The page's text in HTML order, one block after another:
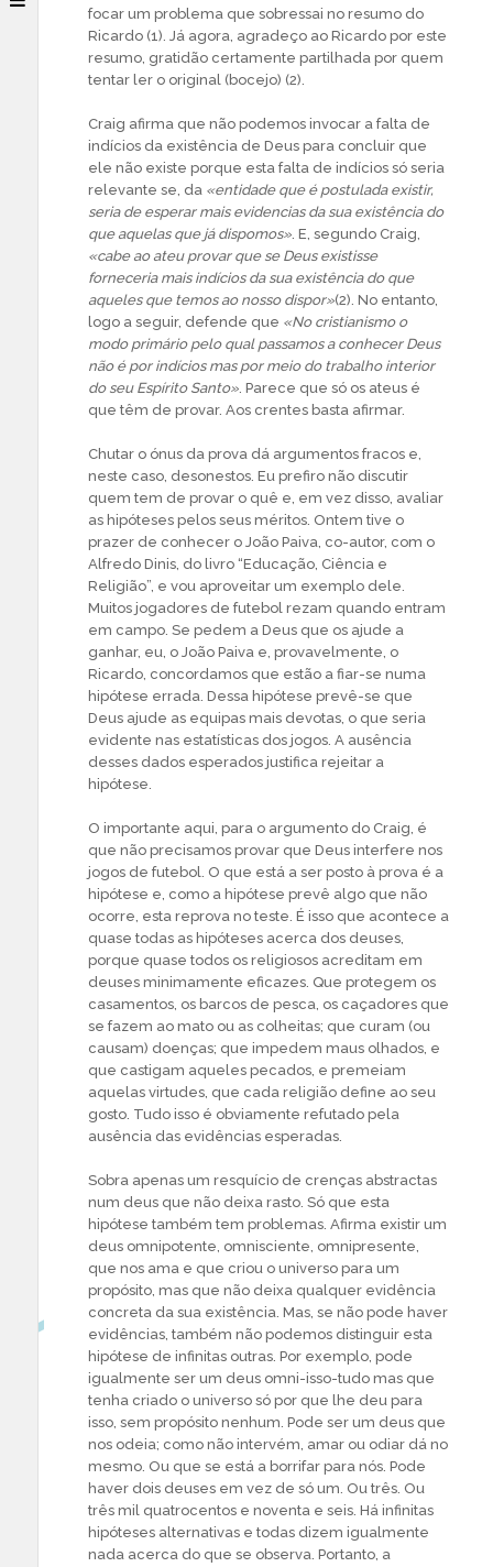
focar um problema que sobressai no resumo do
Ricardo (1). Já agora, agradeço ao Ricardo por este
resumo, gratidão certamente partilhada por quem
tentar ler o original (bocejo) (2).
Craig afirma que não podemos invocar a falta de
indícios da existência de Deus para concluir que
ele não existe porque esta falta de indícios só seria
relevante se, da «entidade que é postulada existir,
seria de esperar mais evidencias da sua existência do
que aquelas que já dispomos». E, segundo Craig,
«cabe ao ateu provar que se Deus existisse
forneceria mais indícios da sua existência do que
aqueles que temos ao nosso dispor»(2). No entanto,
logo a seguir, defende que «No cristianismo o
modo primário pelo qual passamos a conhecer Deus
não é por indícios mas por meio do trabalho interior
do seu Espírito Santo». Parece que só os ateus é
que têm de provar. Aos crentes basta afirmar.
Chutar o ónus da prova dá argumentos fracos e,
neste caso, desonestos. Eu prefiro não discutir
quem tem de provar o quê e, em vez disso, avaliar
as hipóteses pelos seus méritos. Ontem tive o
prazer de conhecer o João Paiva, co-autor, com o
Alfredo Dinis, do livro “Educação, Ciência e
Religião”, e vou aproveitar um exemplo dele.
Muitos jogadores de futebol rezam quando entram
em campo. Se pedem a Deus que os ajude a
ganhar, eu, o João Paiva e, provavelmente, o
Ricardo, concordamos que estão a fiar-se numa
hipótese errada. Dessa hipótese prevê-se que
Deus ajude as equipas mais devotas, o que seria
evidente nas estatísticas dos jogos. A ausência
desses dados esperados justifica rejeitar a
hipótese.
O importante aqui, para o argumento do Craig, é
que não precisamos provar que Deus interfere nos
jogos de futebol. O que está a ser posto à prova é a
hipótese e, como a hipótese prevê algo que não
ocorre, esta reprova no teste. É isso que acontece a
quase todas as hipóteses acerca dos deuses,
porque quase todos os religiosos acreditam em
deuses minimamente eficazes. Que protegem os
casamentos, os barcos de pesca, os caçadores que
se fazem ao mato ou as colheitas; que curam (ou
causam) doenças; que impedem maus olhados, e
que castigam aqueles pecados, e premeiam
aquelas virtudes, que cada religião define ao seu
gosto. Tudo isso é obviamente refutado pela
ausência das evidências esperadas.
Sobra apenas um resquício de crenças abstractas
num deus que não deixa rasto. Só que esta
hipótese também tem problemas. Afirma existir um
deus omnipotente, omnisciente, omnipresente,
que nos ama e que criou o universo para um
propósito, mas que não deixa qualquer evidência
concreta da sua existência. Mas, se não pode haver
evidências, também não podemos distinguir esta
hipótese de infinitas outras. Por exemplo, pode
igualmente ser um deus omni-isso-tudo mas que
tenha criado o universo só por que lhe deu para
isso, sem propósito nenhum. Pode ser um deus que
nos odeia; como não intervém, amar ou odiar dá no
mesmo. Ou que se está a borrifar para nós. Pode
haver dois deuses em vez de só um. Ou três. Ou
três mil quatrocentos e noventa e seis. Há infinitas
hipóteses alternativas e todas dizem igualmente
nada acerca do que se observa. Portanto, a